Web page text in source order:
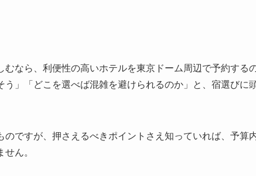
なら、利便性の高いホテルを東京ドーム周辺で予約する
」「どこを選べば混雑を避けられるのか」と、宿選びに
ですが、押さえるべきポイントさえ知っていれば、予算
ん。